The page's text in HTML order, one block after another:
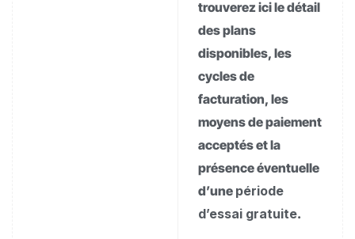
trouverez ici le détail
des plans
disponibles, les
cycles de
facturation, les
moyens de paiement
acceptés et la
présence éventuelle
d’une période
d’essai gratuite.